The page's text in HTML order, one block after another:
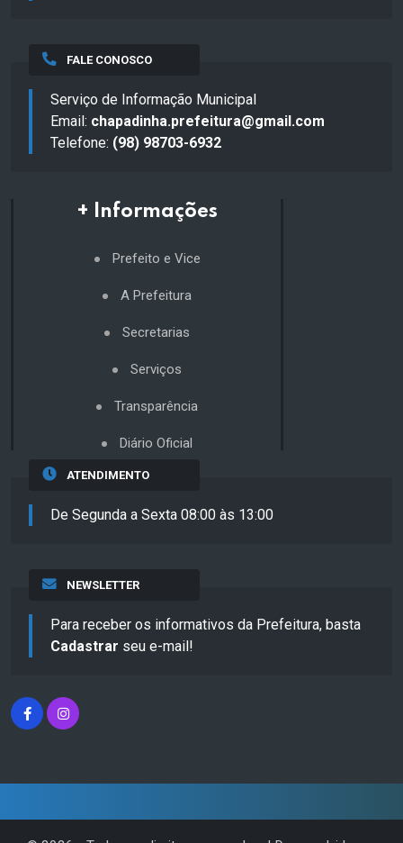
FALE CONOSCO
Serviço de Informação Municipal
Email: chapadinha.prefeitura@gmail.com
Telefone: (98) 98703-6932
+ Informações
Prefeito e Vice
A Prefeitura
Secretarias
Serviços
Transparência
Diário Oficial
ATENDIMENTO
De Segunda a Sexta 08:00 às 13:00
NEWSLETTER
Para receber os informativos da Prefeitura, basta
Cadastrar seu e-mail!